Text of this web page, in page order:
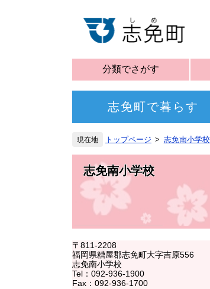
分類でさがす
志免町で暮らす
トップページ 志免南小学校
志免南小学校
〒811-2208
福岡県糟屋郡志免町大字吉原556
志免南小学校
Tel：092-936-1900
Fax：092-936-1700